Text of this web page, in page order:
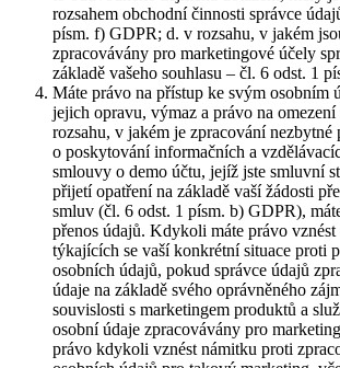
rozsahem obchodní činnosti správce
písm. f) GDPR; d. v rozsahu, v jakém
zpracovávány pro marketingové účely
základě vašeho souhlasu – čl. 6 odst. 1
Máte právo na přístup ke svým osobním
jejich opravu, výmaz a právo na
rozsahu, v jakém je zpracování
o poskytování informačních a
smlouvy o demo účtu, jejíž jste smluvní
přijetí opatření na základě vaší žádosti
smluv (čl. 6 odst. 1 písm. b) GDPR),
přenos údajů. Kdykoli máte právo
týkajících se vaší konkrétní situace proti
osobních údajů, pokud správce údajů
údaje na základě svého oprávněného
souvislosti s marketingem produktů a
osobní údaje zpracovávány pro
právo kdykoli vznést námitku proti